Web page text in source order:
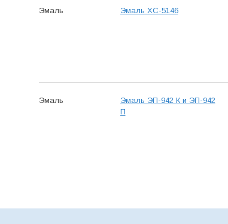
Эмаль Эмаль ХС-5146
Эмаль
Эмаль ЭП-942 К и ЭП-942
П